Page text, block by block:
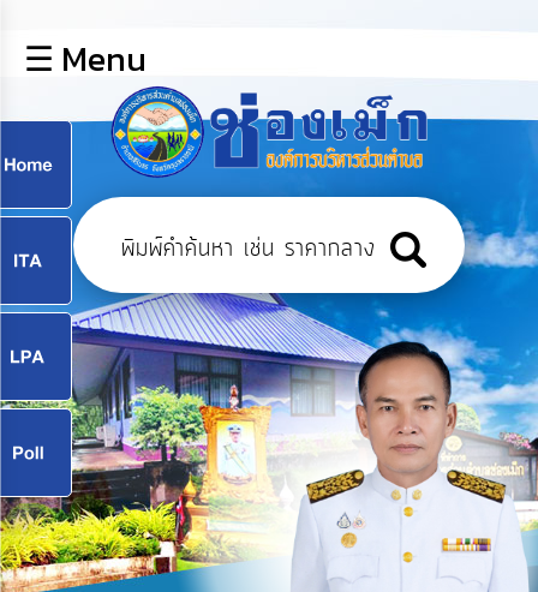
หลัก
ข้อมูล
พื้น
ฐาน
บุคลากร
แผน
ยุทธศาสตร์
ข่าวสาร
กิจการ
สภา
บริการ
ข้อมูล
☰ Menu